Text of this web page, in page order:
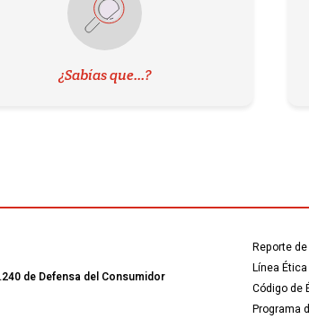
¿Sabías que...?
de Defensa del Consumidor
Reporte
Línea Ética
Código de
Programa